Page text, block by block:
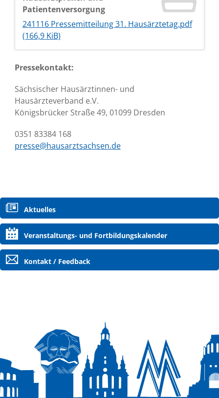
Patientenversorgung
241116 Pressemitteilung 31. Hausärztetag.pdf
(166,9 KiB)
Pressekontakt:
Sächsischer Hausärztinnen- und
Hausärzteverband e.V.
Königsbrücker Straße 49, 01099 Dresden
0351 83384 168
presse@hausarztsachsen.de
Navigation
überspringen
Aktuelles
Veranstaltungs- und Fortbildungskalender
Kontakt / Feedback